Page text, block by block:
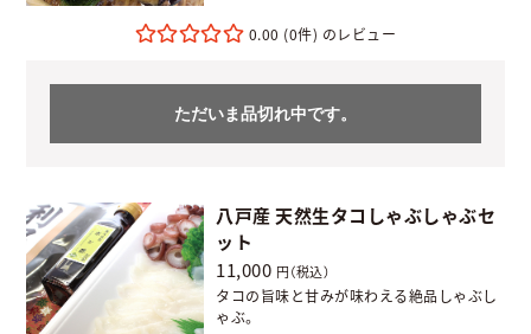
0.00 (0件)
ただいま品切れ中です。
八戸産 天然生タコしゃぶしゃぶセ
ット
11,000 円（税込）
タコの旨味と甘みが味わえる絶品しゃぶし
ゃぶ。